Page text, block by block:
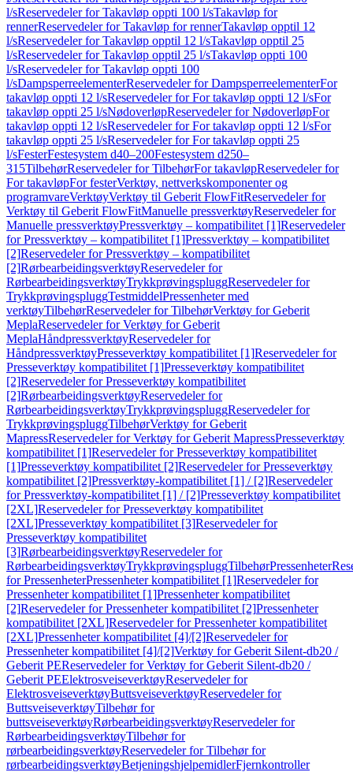
l/sReservedeler for Takavløp oppti 100 l/sTakavløp for
rennerReservedeler for Takavløp for rennerTakavløp opptil 12
l/sReservedeler for Takavløp opptil 12 l/sTakavløp opptil 25
l/sReservedeler for Takavløp opptil 25 l/sTakavløp oppti 100
l/sReservedeler for Takavløp oppti 100
l/sDampsperreelementerReservedeler for DampsperreelementerFor
takavløp oppti 12 l/sReservedeler for For takavløp oppti 12 l/sFor
takavløp oppti 25 l/sNødoverløpReservedeler for NødoverløpFor
takavløp oppti 12 l/sReservedeler for For takavløp oppti 12 l/sFor
takavløp oppti 25 l/sReservedeler for For takavløp oppti 25
l/sFesterFestesystem d40–200Festesystem d250–
315TilbehørReservedeler for TilbehørFor takavløpReservedeler for
For takavløpFor festerVerktøy, nettverkskomponenter og
programvareVerktøyVerktøy til Geberit FlowFitReservedeler for
Verktøy til Geberit FlowFitManuelle pressverktøyReservedeler for
Manuelle pressverktøyPressverktøy – kompatibilitet [1]Reservedeler
for Pressverktøy – kompatibilitet [1]Pressverktøy – kompatibilitet
[2]Reservedeler for Pressverktøy – kompatibilitet
[2]RørbearbeidingsverktøyReservedeler for
RørbearbeidingsverktøyTrykkprøvingspluggReservedeler for
TrykkprøvingspluggTestmiddelPressenheter med
verktøyTilbehørReservedeler for TilbehørVerktøy for Geberit
MeplaReservedeler for Verktøy for Geberit
MeplaHåndpressverktøyReservedeler for
HåndpressverktøyPresseverktøy kompatibilitet [1]Reservedeler for
Presseverktøy kompatibilitet [1]Presseverktøy kompatibilitet
[2]Reservedeler for Presseverktøy kompatibilitet
[2]RørbearbeidingsverktøyReservedeler for
RørbearbeidingsverktøyTrykkprøvingspluggReservedeler for
TrykkprøvingspluggTilbehørVerktøy for Geberit
MapressReservedeler for Verktøy for Geberit MapressPresseverktøy
kompatibilitet [1]Reservedeler for Presseverktøy kompatibilitet
[1]Presseverktøy kompatibilitet [2]Reservedeler for Presseverktøy
kompatibilitet [2]Pressverktøy-kompatibilitet [1] / [2]Reservedeler
for Pressverktøy-kompatibilitet [1] / [2]Presseverktøy kompatibilitet
[2XL]Reservedeler for Presseverktøy kompatibilitet
[2XL]Presseverktøy kompatibilitet [3]Reservedeler for
Presseverktøy kompatibilitet
[3]RørbearbeidingsverktøyReservedeler for
RørbearbeidingsverktøyTrykkprøvingspluggTilbehørPressenheter
for PressenheterPressenheter kompatibilitet [1]Reservedeler for
Pressenheter kompatibilitet [1]Pressenheter kompatibilitet
[2]Reservedeler for Pressenheter kompatibilitet [2]Pressenheter
kompatibilitet [2XL]Reservedeler for Pressenheter kompatibilitet
[2XL]Pressenheter kompatibilitet [4]/[2]Reservedeler for
Pressenheter kompatibilitet [4]/[2]Verktøy for Geberit Silent-db20 /
Geberit PEReservedeler for Verktøy for Geberit Silent-db20 /
Geberit PEElektrosveiseverktøyReservedeler for
ElektrosveiseverktøyButtsveiseverktøyReservedeler for
ButtsveiseverktøyTilbehør for
buttsveiseverktøyRørbearbeidingsverktøyReservedeler for
RørbearbeidingsverktøyTilbehør for
rørbearbeidingsverktøyReservedeler for Tilbehør for
rørbearbeidingsverktøyBetjeningshjelpemidlerFjernkontroller